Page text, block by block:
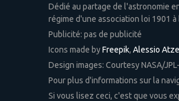
Dédié au partage de l'astronomie
régime d'une association loi 1901
Publicité: pas de publicité
Icons made byFreepik, Alessio
Design images: Courtesy NASA/
Pour plus d'informations sur la
Si vous lisez ceci, c'est que vous